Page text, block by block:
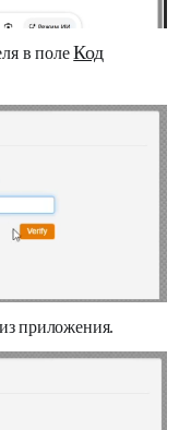
в полеКод
приложения.